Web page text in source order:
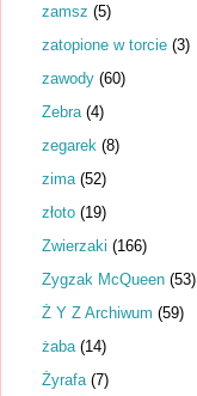
zamsz (5)
zatopione w torcie (3)
zawody (60)
Zebra (4)
zegarek (8)
zima (52)
złoto (19)
Zwierzaki (166)
Zygzak McQueen (53)
Ż Y Z Archiwum (59)
żaba (14)
Żyrafa (7)